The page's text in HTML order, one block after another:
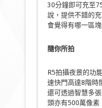
30分鐘即可充至
說，提供不錯的
會覺得有哪一區
隨你所拍
R5拍攝夜景的功
速快門高達8階時
還可透過智慧多
頭亦有500萬像素